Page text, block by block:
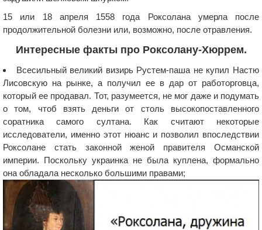
15 или 18 апреля 1558 года Роксолана умерла после
продолжительной болезни или, возможно, после отравления.
Интересные факты про Роксолану-Хюррем.
Всесильный великий визирь Рустем-паша не купил Настю
Лисовскую на рынке, а получил ее в дар от работорговца,
который ее продавал. Тот, разумеется, не мог даже и подумать
о том, чтоб взять деньги от столь высокопоставленного
соратника самого султана. Как считают некоторые
исследователи, именно этот нюанс и позволил впоследствии
Роксолане стать законной женой правителя Османской
империи. Поскольку украинка не была куплена, формально
она обладала несколько большими правами;